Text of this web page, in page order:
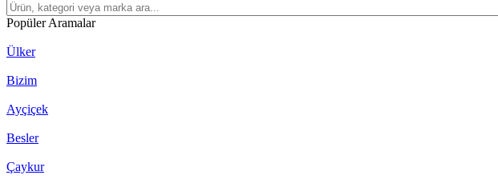
Popüler Aramalar
Ülker
Bizim
Ayçiçek
Besler
Çaykur